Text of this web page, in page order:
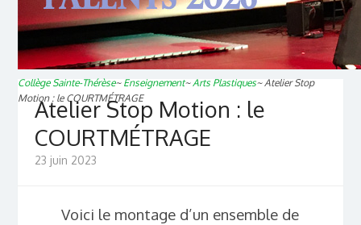
Collège Sainte-Thérèse~ Enseignement~Arts Plastiques~ Atelier Stop
Motion : le COURTMÉTRAGE
Atelier Stop Motion : le
COURTMÉTRAGE
23 juin 2023
Voici le montage d’un ensemble de